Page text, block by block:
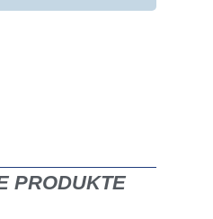
PRODUKTE